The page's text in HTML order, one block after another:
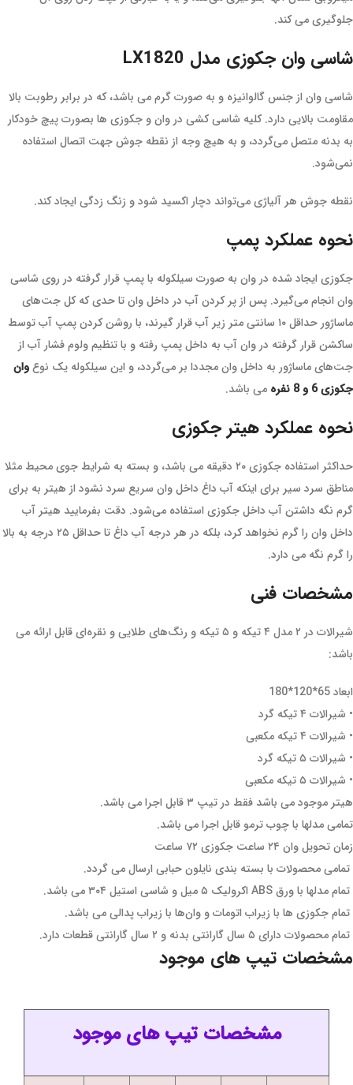
جلوگیری می کند.
شاسی وان جکوزی مدل LX1820
شاسی وان از جنس گالوانیزه و به صورت گرم می باشد، که در برابر رطوبت بالا
مقاومت بالایی دارد. کلیه شاسی کشی در وان و جکوزی ها بصورت پیچ خودکار
به بدنه متصل می‌گردد، و به هیچ وجه از نقطه جوش جهت اتصال استفاده
نمی‌شود.
نقطه جوش هر آلیاژی می‌تواند دچار اکسید شود و زنگ زدگی ایجاد کند.
نحوه عملکرد پمپ
جکوزی ایجاد شده در وان به صورت سیلکوله با پمپ قرار گرفته در روی شاسی
وان انجام می‌گیرد. پس از پر کردن آب در داخل وان تا حدی که کل جت‌های
ماساژور حداقل ۱۰ سانتی متر زیر آب قرار گیرند، با روشن کردن پمپ آب توسط
ساکشن قرار گرفته در وان آب به داخل پمپ رفته و با تنظیم ولوم فشار آب از
جت‌های ماساژور به داخل وان مجددا بر می‌گردد، و این سیلکوله یک نوعوان
جکوزی 6 و 8 نفره
می باشد.
نحوه عملکرد هیتر جکوزی
حداکثر استفاده جکوزی ۲۰ دقیقه می باشد، و بسته به شرایط جوی محیط مثلا
مناطق سرد سیر برای اینکه آب داغ داخل وان سریع سرد نشود از هیتر به برای
گرم نگه داشتن آب داخل جکوزی استفاده می‌شود. دقت بفرمایید هیتر آب
داخل وان را گرم نخواهد کرد، بلکه در هر درجه آب داغ تا حداقل ۲۵ درجه به بالا
را گرم نگه می دارد.
مشخصات فنی
شیرالات در ۲ مدل ۴ تیکه و ۵ تیکه و رنگ‌های طلایی و نقره‌ای قابل ارائه می
باشد:
ابعاد 65*120*180
• شیرالات ۴ تیکه گرد
• شیرالات ۴ تیکه مکعبی
• شیرالات ۵ تیکه گرد
• شیرالات ۵ تیکه مکعبی
هیتر موجود می باشد فقط در تیپ ۳ قابل اجرا می باشد.
تمامی مدلها با چوب ترمو قابل اجرا می باشد.
زمان تحویل وان ۲۴ ساعت جکوزی ۷۲ ساعت
تمامی محصولات با بسته بندی نایلون حبابی ارسال می گردد.
تمام مدلها با ورق ABS اکرولیک ۵ میل و شاسی استیل ۳۰۴ می باشد.
تمام جکوزی ها با زیراب اتومات و وان‌ها با زیراب پدالی می باشد.
تمام محصولات دارای ۵ سال گارانتی بدنه و ۲ سال گارانتی قطعات دارد.
مشخصات تیپ های موجود
مشخصات تیپ های موجود